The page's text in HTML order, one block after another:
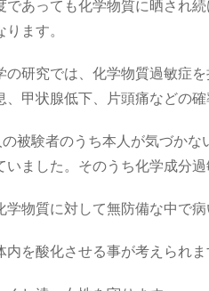
であっても化学物質に晒され
ます。
の研究では、化学物質過敏症
、甲状腺低下、片頭痛などの確
の被験者のうち本人が気づか
いました。そのうち化学成分
学物質に対して無防備な中で
内を酸化させる事が考えられ